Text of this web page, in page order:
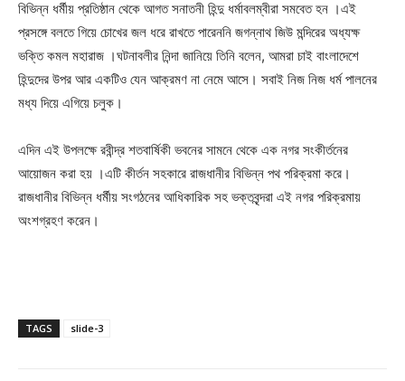
বিভিন্ন ধর্মীয় প্রতিষ্ঠান থেকে আগত সনাতনী হিন্দু ধর্মাবলম্বীরা সমবেত হন ।এই
প্রসঙ্গে বলতে গিয়ে চোখের জল ধরে রাখতে পারেননি জগন্নাথ জিউ মন্দিরের অধ্যক্ষ
ভক্তি কমল মহারাজ ।ঘটনাবলীর নিন্দা জানিয়ে তিনি বলেন, আমরা চাই বাংলাদেশে
হিন্দুদের উপর আর একটিও যেন আক্রমণ না নেমে আসে। সবাই নিজ নিজ ধর্ম পালনের
মধ্য দিয়ে এগিয়ে চলুক।
এদিন এই উপলক্ষে রবীন্দ্র শতবার্ষিকী ভবনের সামনে থেকে এক নগর সংকীর্তনের
আয়োজন করা হয় ।এটি কীর্তন সহকারে রাজধানীর বিভিন্ন পথ পরিক্রমা করে।
রাজধানীর বিভিন্ন ধর্মীয় সংগঠনের আধিকারিক সহ ভক্তবৃন্দরা এই নগর পরিক্রমায়
অংশগ্রহণ করেন।
TAGS slide-3